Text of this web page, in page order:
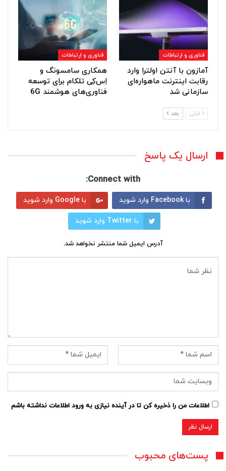
فناوری و ارتباطات
آمازون با آنتن اولترا وارد
رقابت اینترنت ماهواره‌ای
سازمانی شد
فناوری و ارتباطات
همکاری سامسونگ و
اِس‌کِی تلکام برای توسعه
فناوری‌های هوشمند 6G
قبلی بعد
ارسال یک پاسخ
Connect with:
با Facebook وارد شوید با Google وارد شوید
با Twitter وارد شوید
آدرس ایمیل شما منتشر نخواهد شد.
اطلاعات من را ذخیره کن تا در آینده نیازی به ورود اطلاعات نداشته باشم
پست‌های محبوب